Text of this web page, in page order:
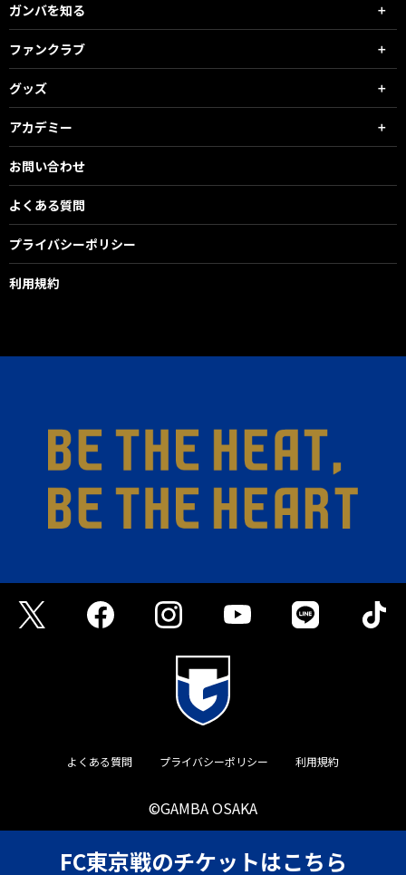
FC東京戦のチケットはこちら
ガンバを知る
ファンクラブ
グッズ
アカデミー
お問い合わせ
よくある質問
プライバシーポリシー
利用規約
よくある質問 プライバシーポリシー 利用規約
©GAMBA OSAKA